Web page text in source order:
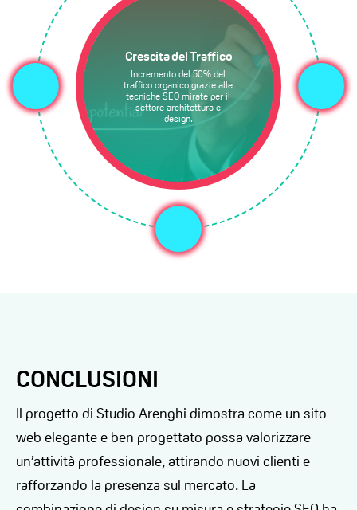
Crescita del Traffico
Incremento del 50% del
traffico organico grazie alle
tecniche SEO mirate per il
settore architettura e
design.
CONCLUSIONI
Il progetto di Studio Arenghi dimostra come un sito
web elegante e ben progettato possa valorizzare
un’attività professionale, attirando nuovi clienti e
rafforzando la presenza sul mercato. La